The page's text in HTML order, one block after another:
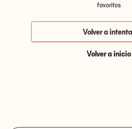
favoritos
Volver a
Volver a inicio